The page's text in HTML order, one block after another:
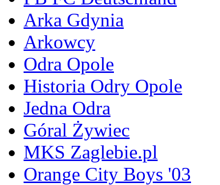
Arka Gdynia
Arkowcy
Odra Opole
Historia Odry Opole
Jedna Odra
Góral Żywiec
MKS Zaglebie.pl
Orange City Boys '03